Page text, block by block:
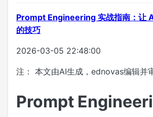
Prompt Engineering 实战指南：让
的技巧
2026-03-05 22:48:00
注： 本文由AI生成，ednovas编辑并
Prompt